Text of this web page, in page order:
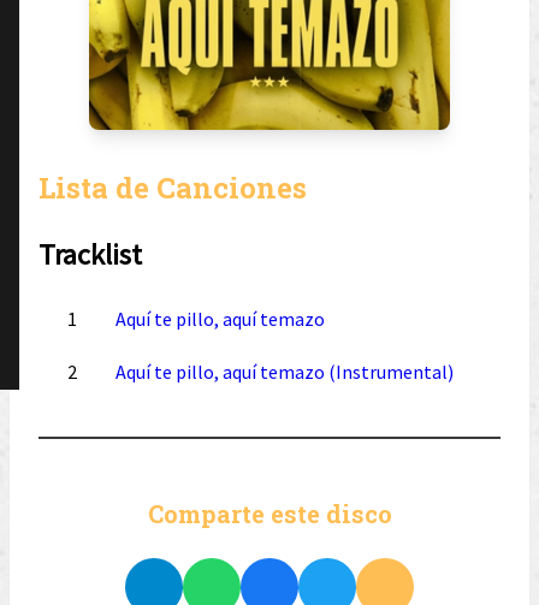
Lista de Canciones
Tracklist
1 Aquí te pillo, aquí temazo
2 Aquí te pillo, aquí temazo (Instrumental)
Comparte este disco